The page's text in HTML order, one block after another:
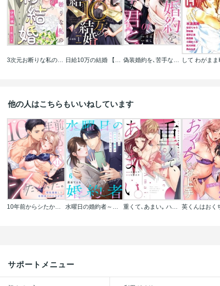
3次元お断りな私の契約結婚 分冊版 日給10万の結婚 【分冊版】 偽装婚約を､苦手な君と｡ して わがまま
他の人はこちらもいいねしています
サポートメニュー